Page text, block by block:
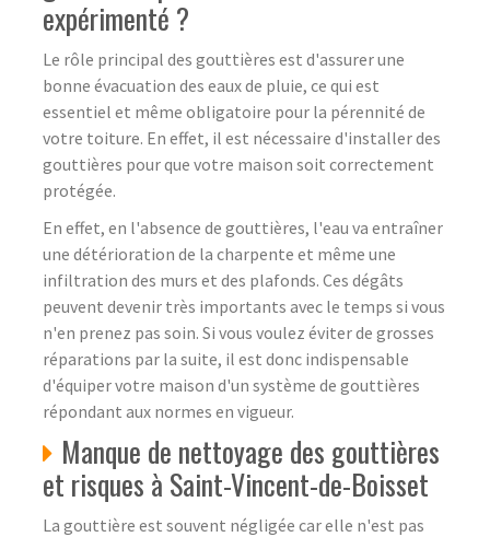
expérimenté ?
Le rôle principal des gouttières est d'assurer une
bonne évacuation des eaux de pluie, ce qui est
essentiel et même obligatoire pour la pérennité de
votre toiture. En effet, il est nécessaire d'installer des
gouttières pour que votre maison soit correctement
protégée.
En effet, en l'absence de gouttières, l'eau va entraîner
une détérioration de la charpente et même une
infiltration des murs et des plafonds. Ces dégâts
peuvent devenir très importants avec le temps si vous
n'en prenez pas soin. Si vous voulez éviter de grosses
réparations par la suite, il est donc indispensable
d'équiper votre maison d'un système de gouttières
répondant aux normes en vigueur.
Manque de nettoyage des gouttières
et risques à Saint-Vincent-de-Boisset
La gouttière est souvent négligée car elle n'est pas